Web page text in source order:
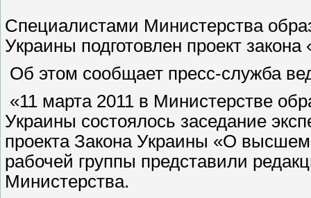
Специалистами Министерства
Украины подготовлен проект
Об этом сообщает пресс-служба
«11 марта 2011 в Министерстве
Украины состоялось заседание
проекта Закона Украины «О
рабочей группы представили
Министерства.